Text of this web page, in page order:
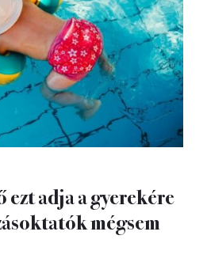
adja a gyerekére
mégsem